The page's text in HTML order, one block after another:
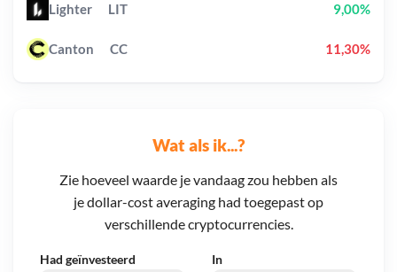
Wat als ik...?
Zie hoeveel waarde je vandaag zou hebben als
je dollar-cost averaging had toegepast op
verschillende cryptocurrencies.
Had geïnvesteerd In
Lighter LIT 9,00%
Canton CC 11,30%